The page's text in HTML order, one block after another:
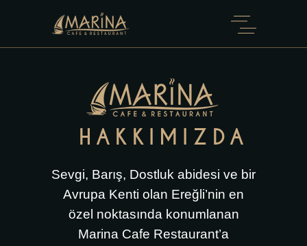
HAKKIMIZDA
Sevgi, Barış, Dostluk abidesi ve bir
Avrupa Kenti olan Ereğli’nin en
özel noktasında konumlanan
Marina Cafe Restaurant’a